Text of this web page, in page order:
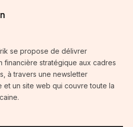
se propose de délivrer
financière stratégique aux cadres
à travers une newsletter
et un site web qui couvre toute la